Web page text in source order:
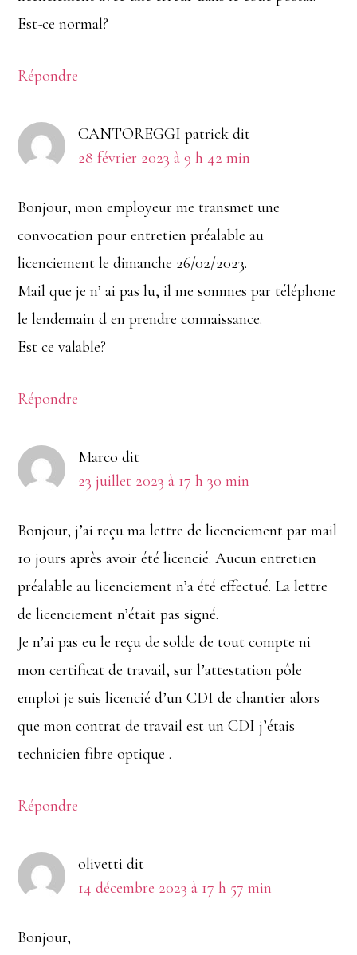
Est-ce normal?
Répondre
CANTOREGGI patrick dit
28 février 2023 à 9 h 42 min
Bonjour, mon employeur me transmet une
convocation pour entretien préalable au
licenciement le dimanche 26/02/2023.
Mail que je n’ ai pas lu, il me sommes par téléphone
le lendemain d en prendre connaissance.
Est ce valable?
Répondre
Marco dit
23 juillet 2023 à 17 h 30 min
Bonjour, j’ai reçu ma lettre de licenciement par mail
10 jours après avoir été licencié. Aucun entretien
préalable au licenciement n’a été effectué. La lettre
de licenciement n’était pas signé.
Je n’ai pas eu le reçu de solde de tout compte ni
mon certificat de travail, sur l’attestation pôle
emploi je suis licencié d’un CDI de chantier alors
que mon contrat de travail est un CDI j’étais
technicien fibre optique .
Répondre
olivetti dit
14 décembre 2023 à 17 h 57 min
Bonjour,